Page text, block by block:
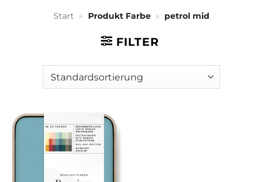
Start » Produkt Farbe » petrol mid
FILTER